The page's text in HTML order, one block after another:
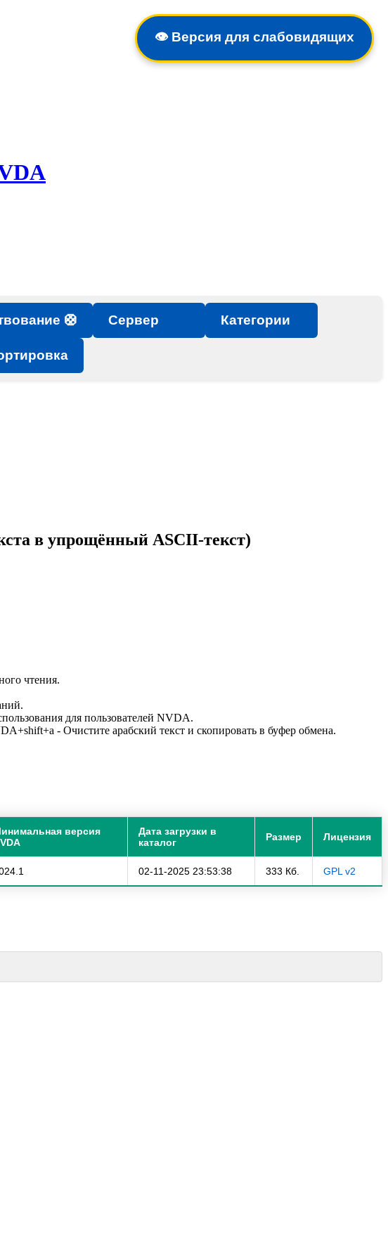
👁️ Версия для слабовидящих
🛟 Сервер Категории
в упрощённый ASCII-текст)
чтения.
для пользователей NVDA.
- Очистите арабский текст и скопировать в буфер обмена.
версия
Дата загрузки в
каталог
Размер Лицензия
02-11-2025 23:53:38 333 Кб. GPL v2